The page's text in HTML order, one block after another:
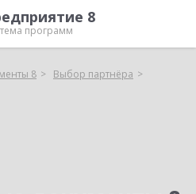
8
программ
8
Выбор партнёра